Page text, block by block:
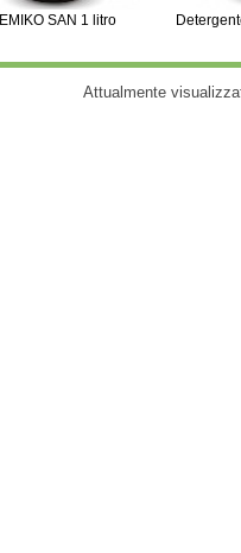
EMIKO SAN 1 litro
Attualmente